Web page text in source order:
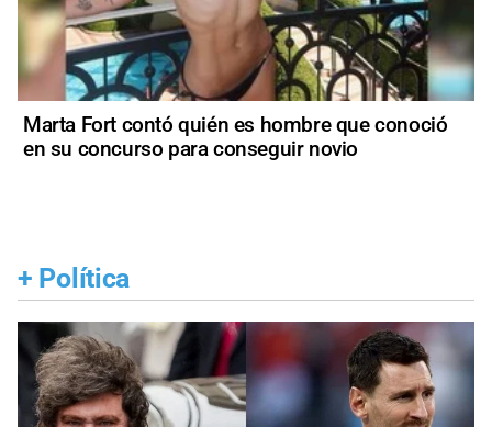
Marta Fort contó quién es hombre que conoció
en su concurso para conseguir novio
+ Política